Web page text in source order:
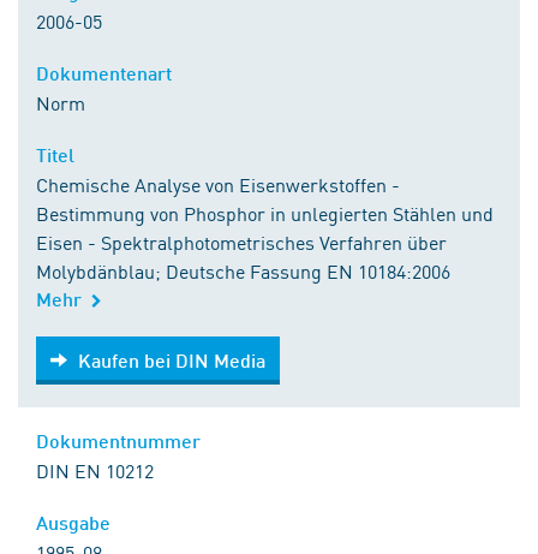
2006-05
Norm
Chemische Analyse von Eisenwerkstoffen -
Bestimmung von Phosphor in unlegierten Stählen und
Eisen - Spektralphotometrisches Verfahren über
Molybdänblau; Deutsche Fassung EN 10184:2006
Mehr
Kaufen bei DIN Media
Kaufen bei DIN Media
DIN EN 10212